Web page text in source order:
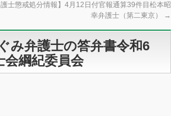
護士懲戒処分情報】4月12日付官報通算39件目松本昭
幸弁護士（第二東京）
→
み弁護士の答弁書令和6
綱紀委員会